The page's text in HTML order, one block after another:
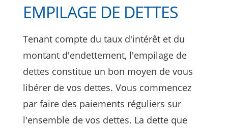
EMPILAGE DE DETTES
Tenant compte du taux d'intérêt et du
montant d'endettement, l'empilage de
dettes constitue un bon moyen de vous
libérer de vos dettes. Vous commencez
par faire des paiements réguliers sur
l'ensemble de vos dettes. La dette que